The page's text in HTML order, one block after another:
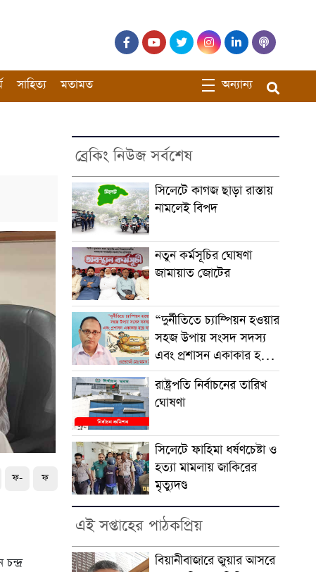
সাহিত্য মতামত অন্যান্য
ফ- ফ
ব্রেকিং নিউজ সর্বশেষ
সিলেটে কাগজ ছাড়া রাস্তায়
নামলেই বিপদ
নতুন কর্মসূচির ঘোষণা
জামায়াত জোটের
“দুর্নীতিতে চ্যাম্পিয়ন হওয়ার
সহজ উপায় সংসদ সদস্য
এবং প্রশাসন একাকার হয়ে
যাওয়া”
রাষ্ট্রপতি নির্বাচনের তারিখ
ঘোষণা
সিলেটে ফাহিমা ধর্ষণচেষ্টা ও
হত্যা মামলায় জাকিরের
মৃত্যুদণ্ড
এই সপ্তাহের পাঠকপ্রিয়
বিয়ানীবাজারে জুয়ার আসরে